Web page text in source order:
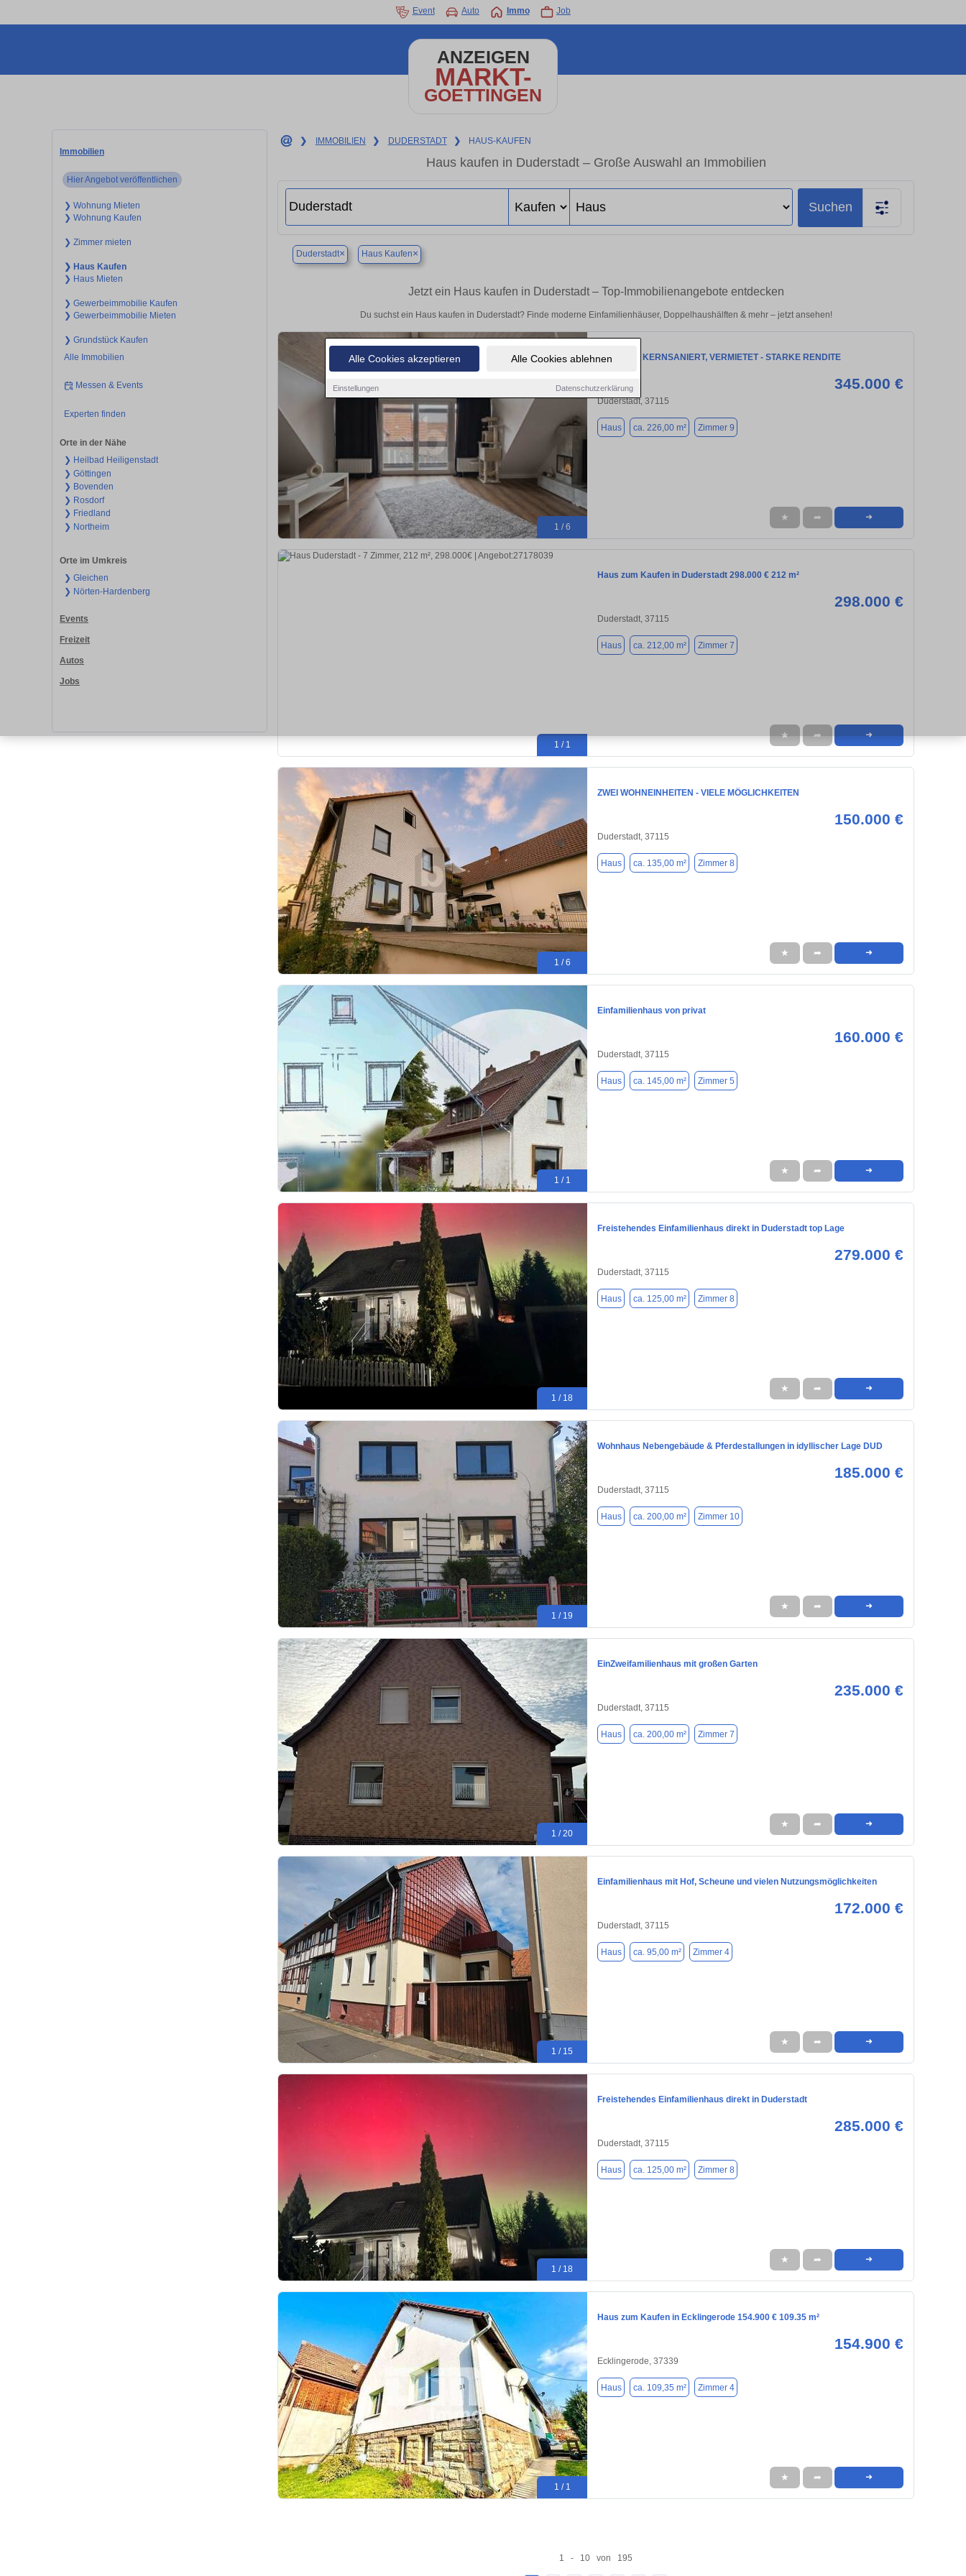
Alle Cookies akzeptieren Alle Cookies ablehnen
Einstellungen Datenschutzerklärung
Event Auto Immo Job
ANZEIGEN
MARKT-
GOETTINGEN
Immobilien
Hier Angebot veröffentlichen
❯ Wohnung Mieten
❯ Wohnung Kaufen
❯ Zimmer mieten
❯ Haus Kaufen
❯ Haus Mieten
❯ Gewerbeimmobilie Kaufen
❯ Gewerbeimmobilie Mieten
❯ Grundstück Kaufen
Alle Immobilien
Messen & Events
Experten finden
Orte in der Nähe
❯ Heilbad Heiligenstadt
❯ Göttingen
❯ Bovenden
❯ Rosdorf
❯ Friedland
❯ Northeim
Orte im Umkreis
❯ Gleichen
❯ Nörten-Hardenberg
Events
Freizeit
Autos
Jobs
❯ IMMOBILIEN ❯ DUDERSTADT ❯ HAUS-KAUFEN
Haus kaufen in Duderstadt – Große Auswahl an Immobilien
Suchen
Duderstadt× Haus Kaufen×
Jetzt ein Haus kaufen in Duderstadt – Top-Immobilienangebote entdecken
Du suchst ein Haus kaufen in Duderstadt? Finde moderne Einfamilienhäuser, Doppelhaushälften & mehr – jetzt ansehen!
1 / 6
TOPLAGE, KERNSANIERT, VERMIETET - STARKE RENDITE
345.000 €
Duderstadt, 37115
Haus ca. 226,00 m² Zimmer 9
★ ➦ ➜
1 / 1
Haus zum Kaufen in Duderstadt 298.000 € 212 m²
298.000 €
Duderstadt, 37115
Haus ca. 212,00 m² Zimmer 7
★ ➦ ➜
1 / 6
ZWEI WOHNEINHEITEN - VIELE MÖGLICHKEITEN
150.000 €
Duderstadt, 37115
Haus ca. 135,00 m² Zimmer 8
★ ➦ ➜
1 / 1
Einfamilienhaus von privat
160.000 €
Duderstadt, 37115
Haus ca. 145,00 m² Zimmer 5
★ ➦ ➜
1 / 18
Freistehendes Einfamilienhaus direkt in Duderstadt top Lage
279.000 €
Duderstadt, 37115
Haus ca. 125,00 m² Zimmer 8
★ ➦ ➜
1 / 19
Wohnhaus Nebengebäude & Pferdestallungen in idyllischer Lage DUD
185.000 €
Duderstadt, 37115
Haus ca. 200,00 m² Zimmer 10
★ ➦ ➜
1 / 20
EinZweifamilienhaus mit großen Garten
235.000 €
Duderstadt, 37115
Haus ca. 200,00 m² Zimmer 7
★ ➦ ➜
1 / 15
Einfamilienhaus mit Hof, Scheune und vielen Nutzungsmöglichkeiten
172.000 €
Duderstadt, 37115
Haus ca. 95,00 m² Zimmer 4
★ ➦ ➜
1 / 18
Freistehendes Einfamilienhaus direkt in Duderstadt
285.000 €
Duderstadt, 37115
Haus ca. 125,00 m² Zimmer 8
★ ➦ ➜
1 / 1
Haus zum Kaufen in Ecklingerode 154.900 € 109.35 m²
154.900 €
Ecklingerode, 37339
Haus ca. 109,35 m² Zimmer 4
★ ➦ ➜
1 - 10 von 195